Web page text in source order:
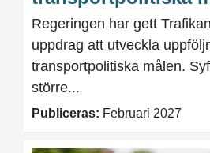
Regeringen har gett
uppdrag att utveckla
transportpolitiska målen.
större...
Publiceras: Februari 2027